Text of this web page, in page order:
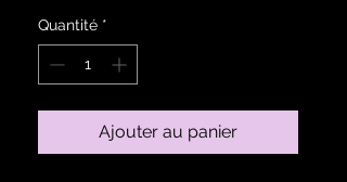
Quantité *
Ajouter au panier